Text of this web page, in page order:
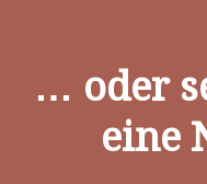
… oder
eine